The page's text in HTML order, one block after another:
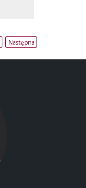
Następna